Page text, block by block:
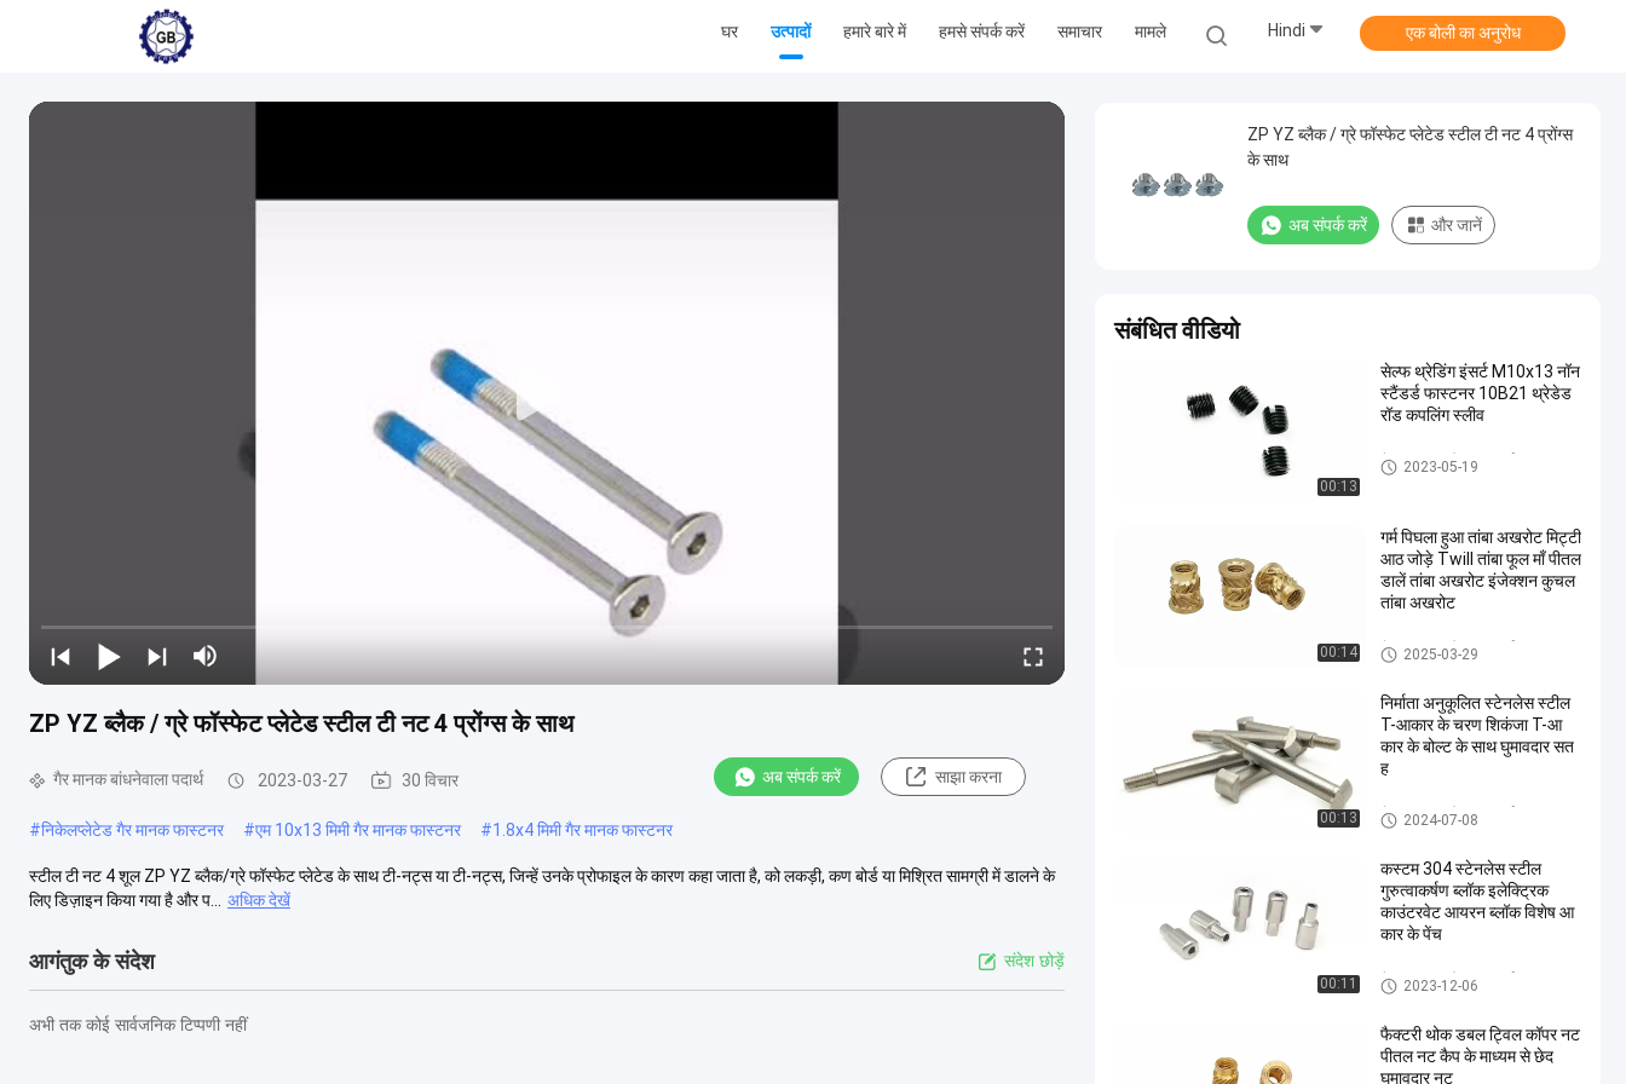
घर उत्पादों हमारे बारे में हमसे संपर्क करें समाचार मामले Hindi एक बोली का अनुरोध
ZP YZ ब्लैक / ग्रे फॉस्फेट प्लेटेड स्टील टी नट 4 प्रोंग्स के साथ
गैर मानक बांधनेवाला पदार्थ 2023-03-27 30 विचार अब संपर्क करें साझा करना
#निकेलप्लेटेड गैर मानक फास्टनर #एम 10x13 मिमी गैर मानक फास्टनर #1.8x4 मिमी गैर मानक फास्टनर
स्टील टी नट 4 शूल ZP YZ ब्लैक/ग्रे फॉस्फेट प्लेटेड के साथ टी-नट्स या टी-नट्स, जिन्हें उनके प्रोफाइल के कारण कहा जाता है, को लकड़ी, कण बोर्ड या मिश्रित सामग्री में डालने के
लिए डिज़ाइन किया गया है और प...
अधिक देखें
आगंतुक के संदेश संदेश छोड़ें
अभी तक कोई सार्वजनिक टिप्पणी नहीं
ZP YZ ब्लैक / ग्रे फॉस्फेट प्लेटेड स्टील टी नट 4 प्रोंग्स
के साथ
अब संपर्क करें और जानें
संबंधित वीडियो
00:13
सेल्फ थ्रेडिंग इंसर्ट M10x13 नॉन
स्टैंडर्ड फास्टनर 10B21 थ्रेडेड
रॉड कपलिंग स्लीव
गैर मानक बांधनेवाला पदार्थ
2023-05-19
00:14
गर्म पिघला हुआ तांबा अखरोट मिट्टी
आठ जोड़े Twill तांबा फूल माँ पीतल
डालें तांबा अखरोट इंजेक्शन कुचल
तांबा अखरोट
गैर मानक बांधनेवाला पदार्थ
2025-03-29
00:13
निर्माता अनुकूलित स्टेनलेस स्टील
T-आकार के चरण शिकंजा T-आ
कार के बोल्ट के साथ घुमावदार सत
ह
गैर मानक बांधनेवाला पदार्थ
2024-07-08
00:11
कस्टम 304 स्टेनलेस स्टील
गुरुत्वाकर्षण ब्लॉक इलेक्ट्रिक
काउंटरवेट आयरन ब्लॉक विशेष आ
कार के पेंच
गैर मानक बांधनेवाला पदार्थ
2023-12-06
फैक्टरी थोक डबल ट्विल कॉपर नट
पीतल नट कैप के माध्यम से छेद
घुमावदार नट